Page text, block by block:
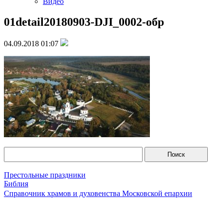
01detail20180903-DJI_0002-обр
04.09.2018 01:07
Престольные праздники
Библия
Справочник храмов и духовенства Московской епархии